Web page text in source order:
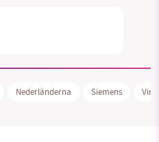
Nederländerna Siemens
framtid. Sedan
redaktion drivit
Nu vill vi
och vi hoppas att du